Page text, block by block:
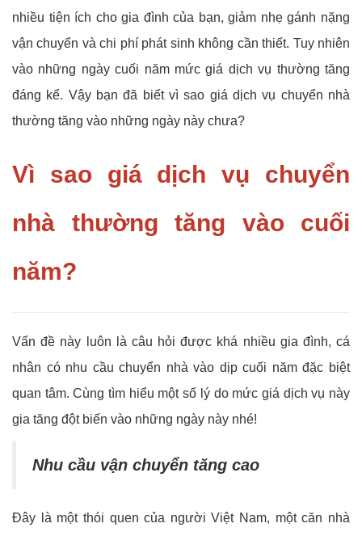
nhiều tiện ích cho gia đình của bạn, giảm nhẹ gánh nặng
vận chuyển và chi phí phát sinh không cần thiết. Tuy nhiên
vào những ngày cuối năm mức giá dịch vụ thường tăng
đáng kể. Vậy bạn đã biết vì sao giá dịch vụ chuyển nhà
thường tăng vào những ngày này chưa?
Vì sao giá dịch vụ chuyển
nhà thường tăng vào cuối
năm?
Vấn đề này luôn là câu hỏi được khá nhiều gia đình, cá
nhân có nhu cầu chuyển nhà vào dịp cuối năm đặc biệt
quan tâm. Cùng tìm hiểu một số lý do mức giá dịch vụ này
gia tăng đột biến vào những ngày này nhé!
Nhu cầu vận chuyển tăng cao
Đây là một thói quen của người Việt Nam, một căn nhà